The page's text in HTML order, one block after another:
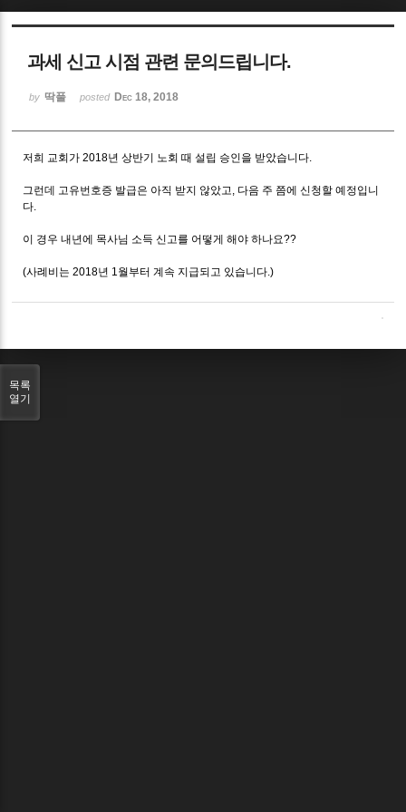
과세 신고 시점 관련 문의드립니다.
by 딱풀 posted Dec 18, 2018
저희 교회가 2018년 상반기 노회 때 설립 승인을 받았습니다.
그런데 고유번호증 발급은 아직 받지 않았고, 다음 주 쯤에 신청할 예정입니
다.
이 경우 내년에 목사님 소득 신고를 어떻게 해야 하나요??
(사례비는 2018년 1월부터 계속 지급되고 있습니다.)
목록
열기
Sketchbook5, 스케치북5
Sketchbook5, 스케치북5